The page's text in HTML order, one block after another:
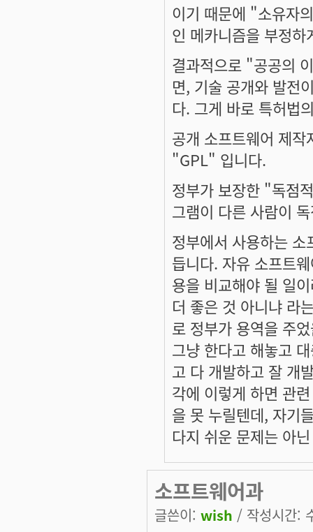
이기 때문에 "소유자
인 메카니즘을 부정
결과적으로 "공공의
면, 기술 공개와 발전
다. 그게 바로 특허법
공개 소프트웨어 제
"GPL" 입니다.
정부가 보장한 "독점
그램이 다른 사람이
정부에서 사용하는
듭니다. 자유 소프트
용을 비교해야 될 일
더 좋은 것 아니냐 라
로 정부가 용역을 주
그냥 한다고 해놓고
고 다 개발하고 잘 개
각에 이렇게 하면 관
을 못 누릴텐데, 자기
다지 쉬운 문제는 아
소프트웨어과
글쓴이: wish / 작성시간: